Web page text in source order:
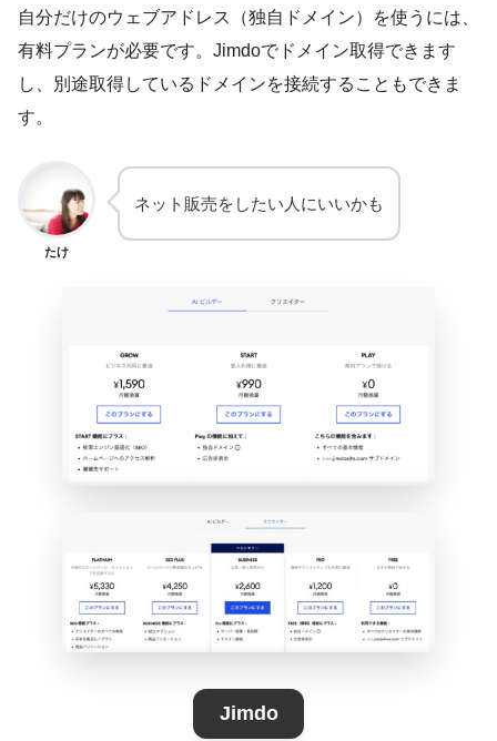
自分だけのウェブアドレス（独自ドメイン）を使うには、
有料プランが必要です。Jimdoでドメイン取得できます
し、別途取得しているドメインを接続することもできま
す。
たけ
ネット販売をしたい人にいいかも
Jimdo